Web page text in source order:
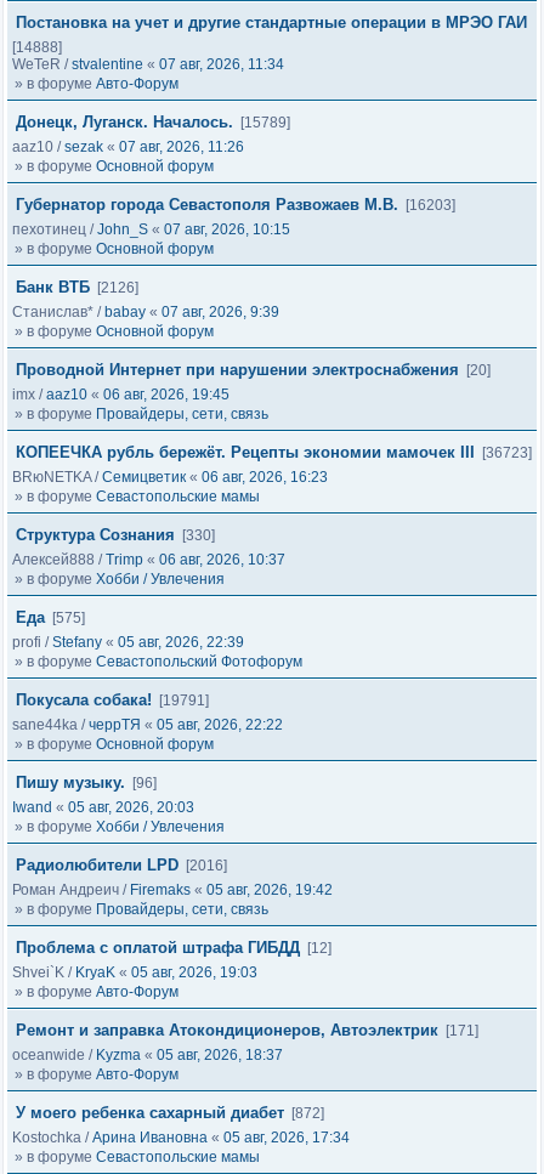
Постановка на учет и другие стандартные операции в МРЭО ГАИ
[14888]
WeTeR /stvalentine « 07 авг, 2026, 11:34
» в форуме Авто-Форум
Донецк, Луганск. Началось.
[15789]
aaz10 /sezak « 07 авг, 2026, 11:26
» в форуме Основной форум
Губернатор города Севастополя Развожаев М.В.
[16203]
пехотинец /John_S « 07 авг, 2026, 10:15
» в форуме Основной форум
Банк ВТБ [2126]
Станислав* / babay « 07 авг, 2026, 9:39
» в форуме Основной форум
Проводной Интернет при нарушении электроснабжения
[20]
imx /aaz10 « 06 авг, 2026, 19:45
» в форуме Провайдеры, сети, связь
КОПЕЕЧКА рубль бережёт. Рецепты экономии мамочек III
[36723]
BRюNETKA/Семицветик « 06 авг, 2026, 16:23
» в форуме Севастопольские мамы
Структура Сознания
[330]
Алексей888 /Trimp « 06 авг, 2026, 10:37
» в форуме Хобби / Увлечения
Еда [575]
profi /Stefany « 05 авг, 2026, 22:39
» в форуме Севастопольский Фотофорум
Покусала собака!
[19791]
sane44ka /черрТЯ « 05 авг, 2026, 22:22
» в форуме Основной форум
Пишу музыку.
[96]
Iwand « 05 авг, 2026, 20:03
» в форуме Хобби / Увлечения
Радиолюбители LPD [2016]
Роман Андреич / Firemaks « 05 авг, 2026, 19:42
» в форуме Провайдеры, сети, связь
Проблема с оплатой штрафа ГИБДД [12]
Shvei`K / KryaK « 05 авг, 2026, 19:03
» в форуме Авто-Форум
Ремонт и заправка Атокондиционеров, Автоэлектрик [171]
oceanwide / Kyzma « 05 авг, 2026, 18:37
» в форуме Авто-Форум
У моего ребенка сахарный диабет [872]
Kostochka /Арина Ивановна « 05 авг, 2026, 17:34
» в форуме Севастопольские мамы